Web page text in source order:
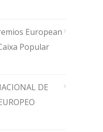
European
Popular
DE